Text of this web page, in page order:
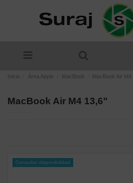
Inicio Área Apple MacBook MacBook Air M4
MacBook Air M4 13,6"
Consultar disponibilidad